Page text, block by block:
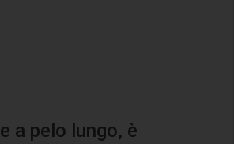
a pelo lungo, è